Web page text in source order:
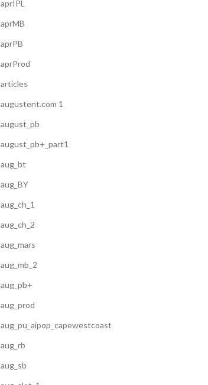
22
JAN
El Arte del Tatuaje en los
El tatuaje, ha sido sin duda alguna, uno de los
aprIPL
aprMB
aprPB
aprProd
articles
augustent.com 1
august_pb
august_pb+_part1
aug_bt
aug_BY
aug_ch_1
aug_ch_2
aug_mars
aug_mb_2
aug_pb+
aug_prod
aug_pu_aipop_capewestcoast
aug_rb
aug_sb